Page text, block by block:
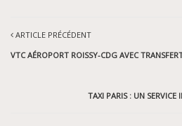
ARTICLE PRÉCÉDENT
VTC AÉROPORT ROISSY-CDG AVEC
TAXI PARIS : UN SERVICE